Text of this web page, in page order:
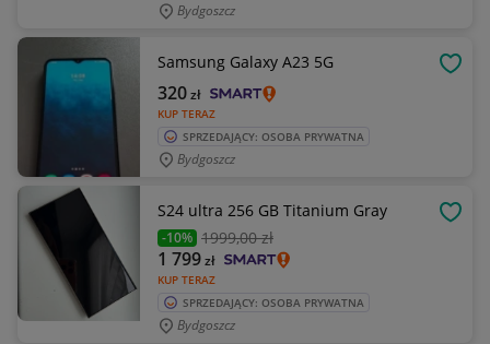
Bydgoszcz
Samsung Galaxy A23 5G
KUP TERAZ
320zł
SPRZEDAJĄCY: OSOBA PRYWATNA
Bydgoszcz
S24 ultra 256 GB Titanium Gray
-10% 1999,00 zł
KUP TERAZ
1 799zł
SPRZEDAJĄCY: OSOBA PRYWATNA
Bydgoszcz